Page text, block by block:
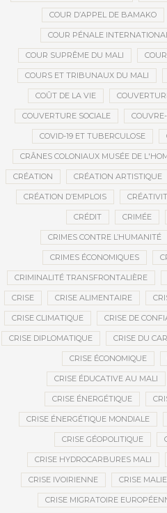
COUR D’APPEL DE BAMAKO
COUR PÉNALE
COUR SUPRÊME DU MALI
COURS ET TRIBUNAUX DU MALI
COÛT DE LA VIE
COUVERTURE SOCIALE
COVID-19 ET TUBERCULOSE
CRÂNES COLONIAUX MUSÉE DE
CRÉATION CRÉATION ARTISTIQUE
CRÉATION D’EMPLOIS
CRÉDIT CRIMÉE
CRIMES CONTRE L’HUMANITÉ
CRIMES ÉCONOMIQUES
CRIMINALITÉ TRANSFRONTALIÈRE
CRISE CRISE ALIMENTAIRE
CRISE CLIMATIQUE CRISE DE
CRISE DIPLOMATIQUE CRISE DU
CRISE ÉCONOMIQUE
CRISE ÉDUCATIVE AU MALI
CRISE ÉNERGÉTIQUE
CRISE ÉNERGÉTIQUE MONDIALE
CRISE GÉOPOLITIQUE
CRISE HYDROCARBURES MALI
CRISE IVOIRIENNE CRISE
CRISE MIGRATOIRE